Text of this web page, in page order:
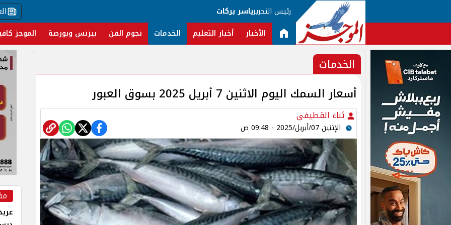
رئيس التحريرياسر بركات
الأخبار أخبار التعليم الخدمات نجوم الفن بيزنس وبورصة الموجز
الخدمات
أسعار السمك اليوم الاثنين 7 أبريل 2025 بسوق العبور
ثناء القطيفى
الإثنين 07/أبريل/2025 - 09:48 ص